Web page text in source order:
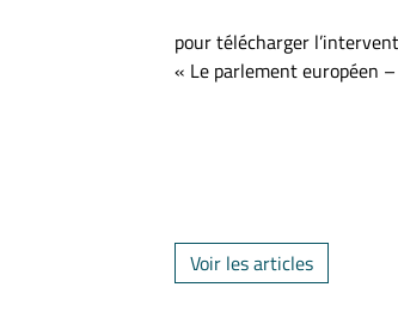
pour télécharger
« Le parlement européen
Voir les articles